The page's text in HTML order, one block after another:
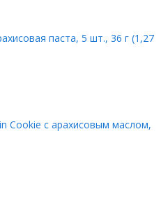
паста, 5 шт., 36 г (1,27
Cookie с арахисовым маслом,